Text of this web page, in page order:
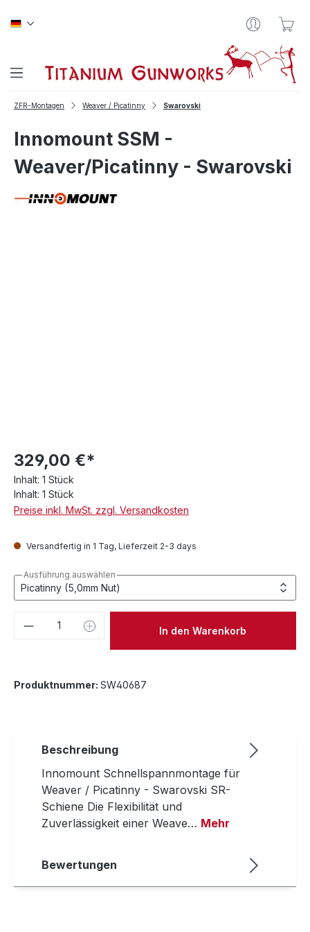
ZFR-Montagen Weaver / Picatinny Swarovski
Innomount SSM -
Weaver/Picatinny - Swarovski
329,00 €*
Inhalt: 1 Stück
Inhalt: 1 Stück
Preise inkl. MwSt. zzgl. Versandkosten
Versandfertig in 1 Tag, Lieferzeit 2-3 days
Ausführung auswählen
Produkt Anzahl: Gib denIn den Warenkorb
Produktnummer: SW40687
Beschreibung
Innomount Schnellspannmontage für
Weaver / Picatinny - Swarovski SR-
Schiene Die Flexibilität und
Zuverlässigkeit einer Weave… Mehr
Bewertungen